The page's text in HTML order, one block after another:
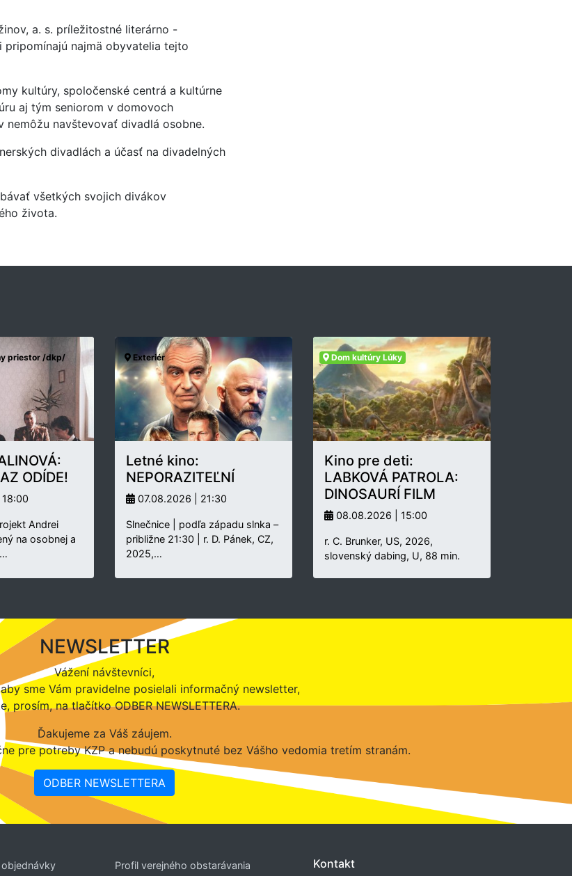
a. s. príležitostné literárno -
najmä obyvatelia tejto
kultúry, spoločenské centrá a kultúrne
aj tým seniorom v domovoch
navštevovať divadlá osobne.
divadlách a účasť na divadelných
všetkých svojich divákov
života.
priestor /dkp/
ODÍDE!
Andrei
na osobnej a
Exteriér
Letné kino:
NEPORAZITEĽNÍ
07.08.2026 | 21:30
Slnečnice | podľa západu slnka –
približne 21:30 | r. D. Pánek, CZ,
2025,…
Dom kultúry Lúky
Kino pre deti:
LABKOVÁ PATROLA:
DINOSAURÍ FILM
08.08.2026 | 15:00
r. C. Brunker, US, 2026,
slovenský dabing, U, 88 min.
NEWSLETTER
Vážení návštevníci,
sme Vám pravidelne posielali informačný newsletter,
prosím, na tlačítko ODBER NEWSLETTERA.
Ďakujeme za Váš záujem.
pre potreby KZP a nebudú poskytnuté bez Vášho vedomia tretím stranám.
ODBER NEWSLETTERA
Profil verejného obstarávania
Kontakt